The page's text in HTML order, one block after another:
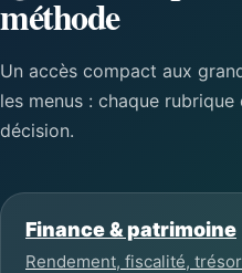
méthode
Un accès compact aux
les menus : chaque
décision.
Finance & patrimoine
Rendement, fiscalité,